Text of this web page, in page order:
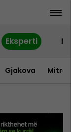
Eksperti
Gjakova